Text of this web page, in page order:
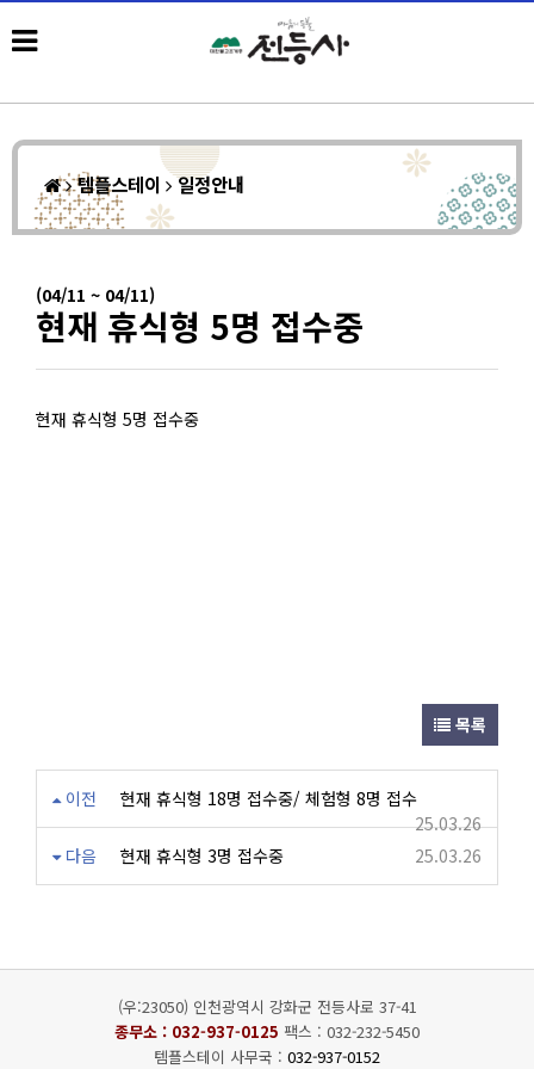
템플스테이 일정안내
(04/11 ~ 04/11)
현재 휴식형 5명 접수중
현재 휴식형 5명 접수중
목록
이전
현재 휴식형 18명 접수중/ 체험형 8명 접수
25.03.26
다음
현재 휴식형 3명 접수중 25.03.26
(우:23050) 인천광역시 강화군 전등사로 37-41
종무소 : 032-937-0125 팩스 : 032-232-5450
템플스테이 사무국 : 032-937-0152